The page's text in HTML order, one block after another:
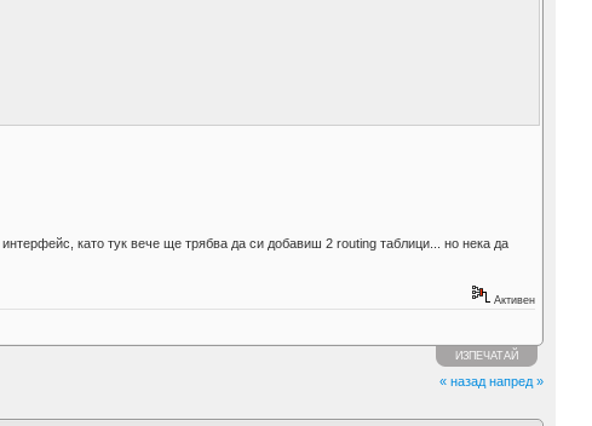
като тук вече ще трябва да си добавиш 2 routing таблици... но нека да
Активен
ИЗПЕЧАТАЙ
« назад напред »